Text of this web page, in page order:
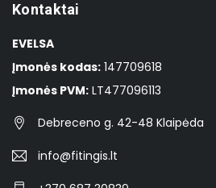
Kontaktai
EVELSA
Įmonės kodas: 147709618
Įmonės PVM: LT477096113
Debreceno g. 42-48 Klaipėda
info@fitingis.lt